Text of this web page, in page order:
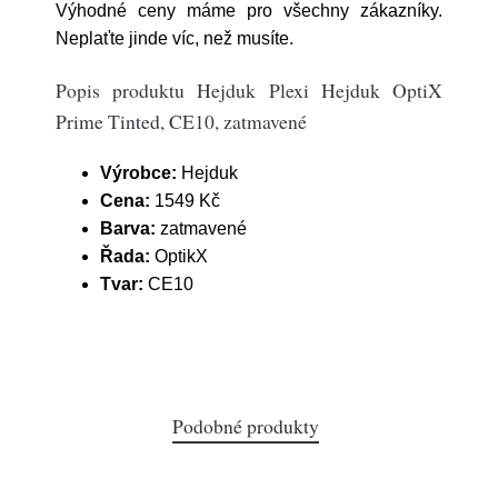
Výhodné ceny máme pro všechny zákazníky.
Neplaťte jinde víc, než musíte.
Popis produktu Hejduk Plexi Hejduk OptiX
Prime Tinted, CE10, zatmavené
Výrobce: Hejduk
Cena: 1549 Kč
Barva: zatmavené
Řada: OptikX
Tvar: CE10
Podobné produkty